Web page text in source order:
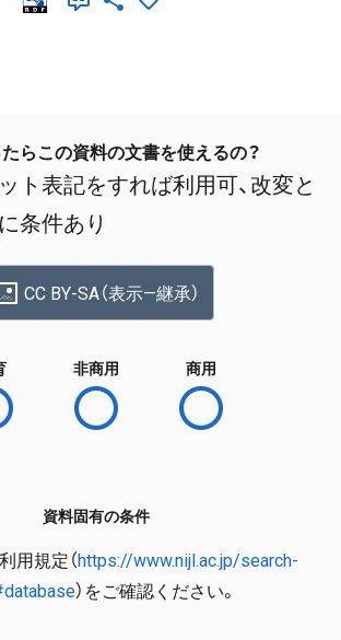
らこの資料の文書を使えるの？
ト表記をすれば利用可、改変と
条件あり
CC BY-SA（表示—継承）
非商用 商用
資料固有の条件
用規定（https://www.nijl.ac.jp/search-
）をご確認ください。